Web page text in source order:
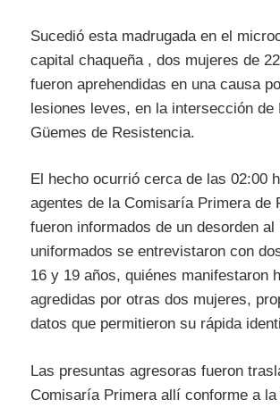
Sucedió esta madrugada en el
capital chaqueña , dos mujeres de
fueron aprehendidas en una causa
lesiones leves, en la intersección de
Güemes de Resistencia.
El hecho ocurrió cerca de las 02:00
agentes de la Comisaría Primera de
fueron informados de un desorden al
uniformados se entrevistaron con
16 y 19 años, quiénes manifestaron
agredidas por otras dos mujeres,
datos que permitieron su rápida
Las presuntas agresoras fueron
Comisaría Primera allí conforme a